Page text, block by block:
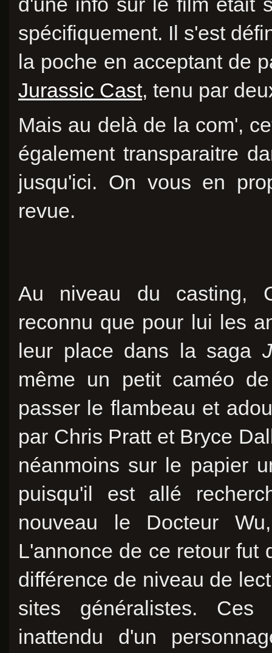
spécifiquement. Il s'est
la poche en acceptant de
Jurassic Cast, tenu par
Mais au delà de la com',
également transparaitre
jusqu'ici. On vous en
revue.
Au niveau du casting,
reconnu que pour lui les
leur place dans la saga
même un petit caméo
passer le flambeau et
par Chris Pratt et Bryce
néanmoins sur le papier
puisqu'il est allé
nouveau le Docteur
L'annonce de ce retour fut
différence de niveau de
sites généralistes.
inattendu d'un